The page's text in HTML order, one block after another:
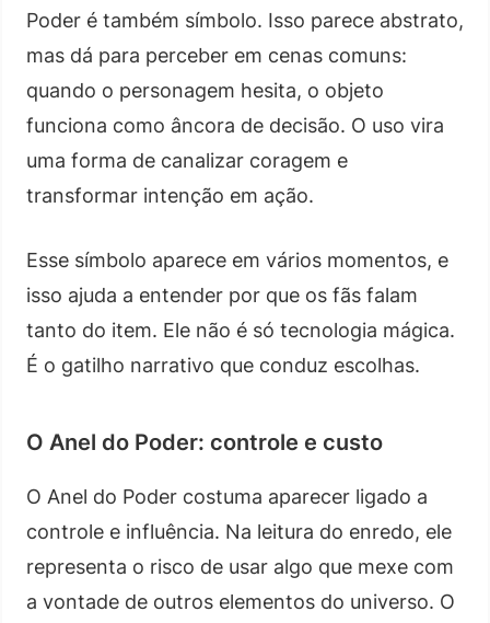
Poder é também símbolo. Isso parece abstrato,
mas dá para perceber em cenas comuns:
quando o personagem hesita, o objeto
funciona como âncora de decisão. O uso vira
uma forma de canalizar coragem e
transformar intenção em ação.
Esse símbolo aparece em vários momentos, e
isso ajuda a entender por que os fãs falam
tanto do item. Ele não é só tecnologia mágica.
É o gatilho narrativo que conduz escolhas.
O Anel do Poder: controle e custo
O Anel do Poder costuma aparecer ligado a
controle e influência. Na leitura do enredo, ele
representa o risco de usar algo que mexe com
a vontade de outros elementos do universo. O